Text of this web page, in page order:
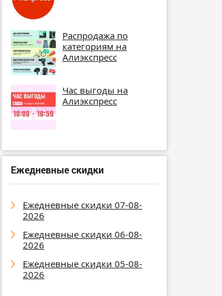
Распродажа по
категориям на
Алиэкспресс
Час выгоды на
Алиэкспресс
Ежедневные скидки
Ежедневные скидки 07-08-
2026
Ежедневные скидки 06-08-
2026
Ежедневные скидки 05-08-
2026